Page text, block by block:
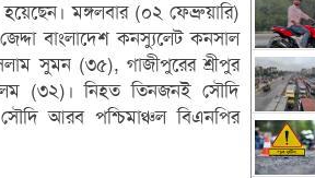
মঙ্গলবার (০২ ফেব্রুয়ারি)
বাংলাদেশ কনস্যুলেট কনসাল
সুমন (৩৫), গাজীপুরের শ্রীপুর
(৩২)। নিহত তিনজনই সৌদি
আরব পশ্চিমাঞ্চল বিএনপির